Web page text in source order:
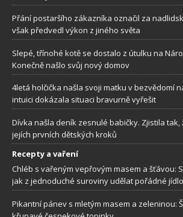
Přání postaršího zákazníka označil za
však předvedl výkon z jiného světa
Slepé, třínohé kotě se dostalo z útulku na
Konečně našlo svůj nový domov
4letá holčička našla svoji matku v bezvědomí
intuici dokázala situaci bravurně vyřešit
Dívka našla deník zesnulé babičky. Zjistila tak,
jejích prvních dětských kroků
Recepty a vaření
Chléb s vařeným vepřovým masem a šťávou:
jak z jednoduché suroviny udělat pořádné jídlo
Pikantní pánev s mletým masem a zeleninou: